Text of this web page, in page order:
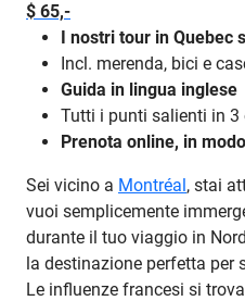
$ 65,-
I nostri tour in Quebec
Incl. merenda, bici e
Guida in lingua inglese
Tutti i punti salienti in 3
Prenota online, in
Sei vicino a Montréal, stai
vuoi semplicemente
durante il tuo viaggio in
la destinazione perfetta per
Le influenze francesi si